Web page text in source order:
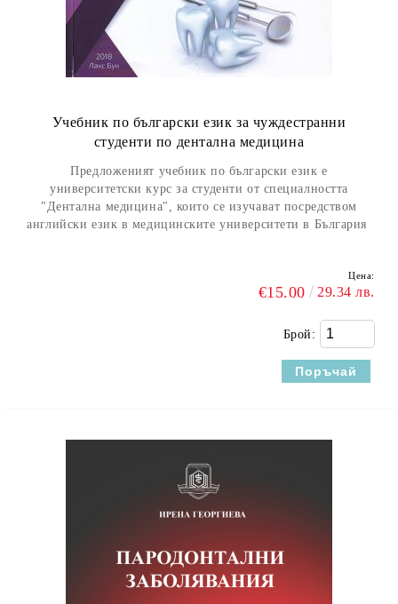
Учебник по български език за чуждестранни
студенти по дентална медицина
Предложеният учебник по български език е
университетски курс за студенти от специалността
"Дентална медицина", които се изучават посредством
английски език в медицинските университети в България
Цена:
€15.00 29.34 лв.
Брой: